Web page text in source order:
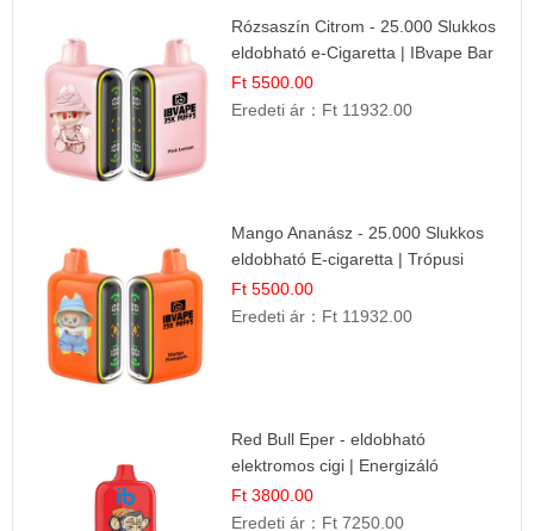
Rózsaszín Citrom - 25.000 Slukkos
eldobható e-Cigaretta | IBvape Bar
Ft 5500.00
Eredeti ár： Ft 11932.00
Mango Ananász - 25.000 Slukkos
eldobható E-cigaretta | Trópusi
Ízélmény
Ft 5500.00
Eredeti ár： Ft 11932.00
Red Bull Eper - eldobható
elektromos cigi | Energizáló
Gyümölcs Íz
Ft 3800.00
Eredeti ár： Ft 7250.00